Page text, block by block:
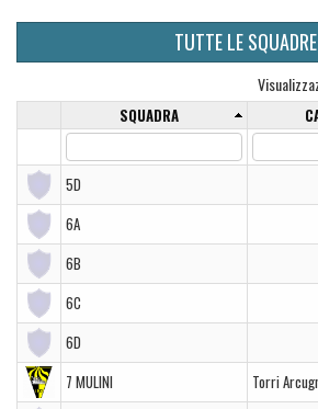
TUTTE LE SQUADRE
SQUADRA
5D
6A
6B
6C
6D
7 MULINI